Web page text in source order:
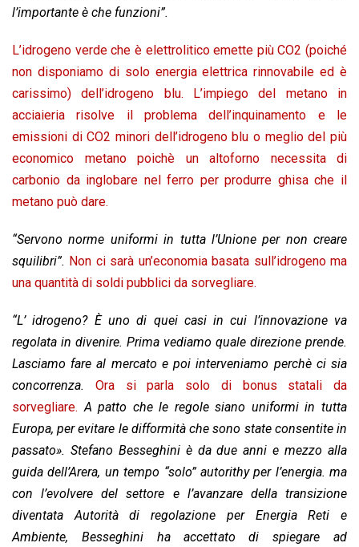
l’importante è che funzioni”.
L’idrogeno verde che è elettrolitico emette più CO2 (poiché
non disponiamo di solo energia elettrica rinnovabile ed è
carissimo) dell’idrogeno blu. L’impiego del metano in
acciaieria risolve il problema dell’inquinamento e le
emissioni di CO2 minori dell’idrogeno blu o meglio del più
economico metano poichè un altoforno necessita di
carbonio da inglobare nel ferro per produrre ghisa che il
metano può dare.
“Servono norme uniformi in tutta l’Unione per non creare
squilibri”. Non ci sarà un’economia basata sull’idrogeno ma
una quantità di soldi pubblici da sorvegliare.
“L’ idrogeno? È uno di quei casi in cui l’innovazione va
regolata in divenire. Prima vediamo quale direzione prende.
Lasciamo fare al mercato e poi interveniamo perchè ci sia
concorrenza.
Ora si parla solo di bonus statali da
sorvegliare.A patto che le regole siano uniformi in tutta
Europa, per evitare le difformità che sono state consentite in
passato». Stefano Besseghini è da due anni e mezzo alla
guida dell’Arera, un tempo “solo” autorithy per l’energia. ma
con l’evolvere del settore e l’avanzare della transizione
diventata Autorità di regolazione per Energia Reti e
Ambiente, Besseghini ha accettato di spiegare ad